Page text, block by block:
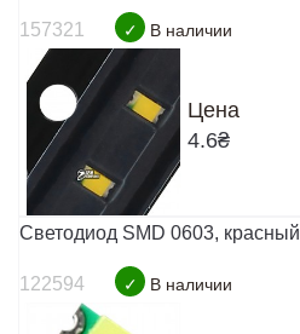
157321 ✓ В наличии
Цена
4.6₴
Светодиод SMD 0603, красный
122594 ✓ В наличии